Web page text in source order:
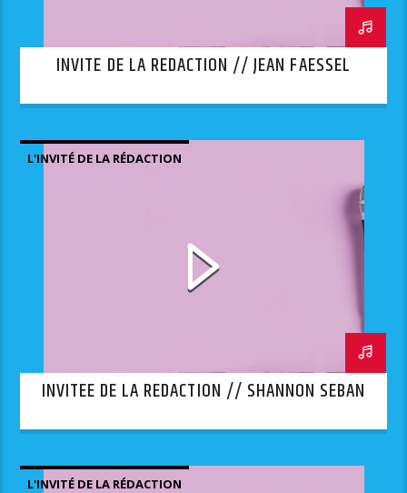
INVITE DE LA REDACTION // JEAN FAESSEL
L'INVITÉ DE LA RÉDACTION
INVITEE DE LA REDACTION // SHANNON SEBAN
L'INVITÉ DE LA RÉDACTION